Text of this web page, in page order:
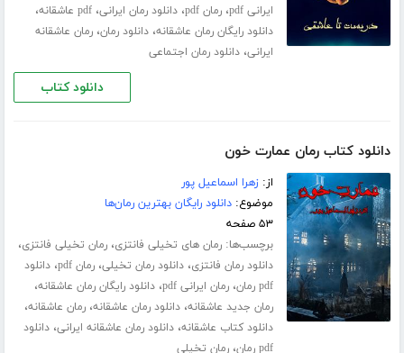
ایرانی pdf
،رمان pdf ،دانلود رمان ایرانی،pdf عاشقانه ،
دانلود رایگان رمان عاشقانه،دانلود رمان،رمان عاشقانه
ایرانی،دانلود رمان اجتماعی
دانلود کتاب
دانلود کتاب رمان عمارت خون
از:زهرا اسماعیل پور
موضوع:دانلود رایگان بهترین رمان‌ها
۵۳ صفحه
برچسب‌ها:رمان های تخیلی فانتزی،رمان تخیلی فانتزی،
دانلود رمان فانتزی،دانلود رمان تخیلی،رمان pdf ،دانلود
pdf رمان
،رمان ایرانی pdf ،دانلود رایگان رمان عاشقانه،
رمان جدید عاشقانه،دانلود رمان عاشقانه،رمان عاشقانه،
دانلود کتاب عاشقانه،دانلود رمان عاشقانه ایرانی،دانلود
pdf رمان
،رمان تخیلی